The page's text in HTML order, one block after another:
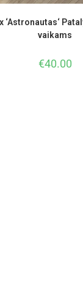
‘Astronautas‘
vaikams
€40.00